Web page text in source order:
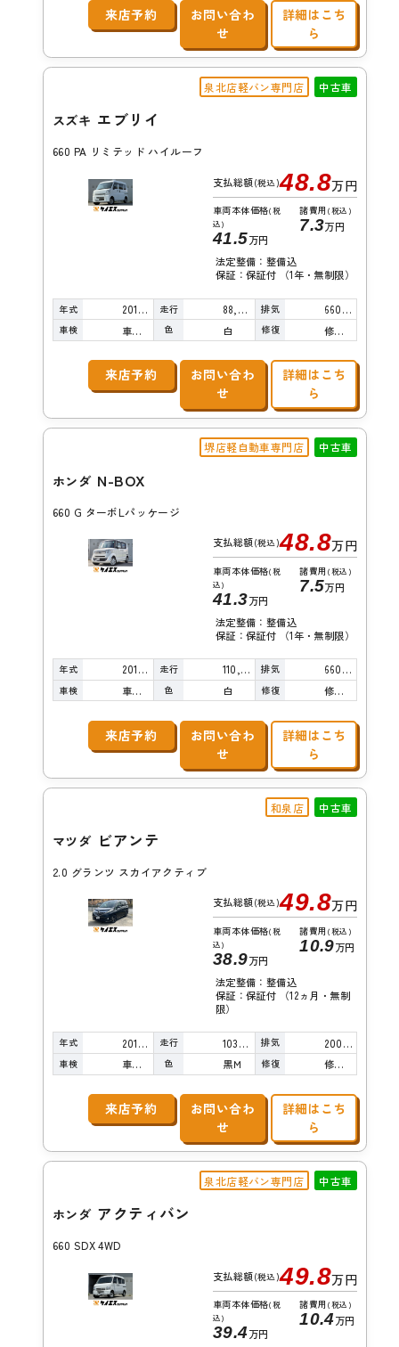
来店予約
お問い合わ
せ
詳細はこち
ら
泉北店軽バン専門店 中古車
スズキ エブリイ
660 PA リミテッド ハイルーフ
支払総額(税込)48.8万円
車両本体価格(税
込)
41.5万円
諸費用 (税込)
7.3万円
法定整備：整備込
保証：保証付 （1年・無制限）
年式 2016年 走行 88,000km 排気 660cc
車検 車検整備付 色 白 修復 修復歴無し
来店予約
お問い合わ
せ
詳細はこち
ら
堺店軽自動車専門店 中古車
ホンダ N-BOX
660 G ターボLパッケージ
支払総額(税込)48.8万円
車両本体価格(税
込)
41.3万円
諸費用 (税込)
7.5万円
法定整備：整備込
保証：保証付 （1年・無制限）
年式 2015年 走行 110,000km 排気 660cc
車検 車検整備付 色 白 修復 修復歴無し
来店予約
お問い合わ
せ
詳細はこち
ら
和泉店 中古車
マツダ ビアンテ
2.0 グランツ スカイアクティブ
支払総額(税込)49.8万円
車両本体価格(税
込)
38.9万円
諸費用 (税込)
10.9万円
法定整備：整備込
保証：保証付 （12ヵ月・無制
限）
年式 2015年 走行 103,000km 排気 2000cc
車検 車検整備付 色 黒Ｍ 修復 修復歴無し
来店予約
お問い合わ
せ
詳細はこち
ら
泉北店軽バン専門店 中古車
ホンダ アクティバン
660 SDX 4WD
支払総額(税込)49.8万円
車両本体価格(税
込)
39.4万円
諸費用 (税込)
10.4万円